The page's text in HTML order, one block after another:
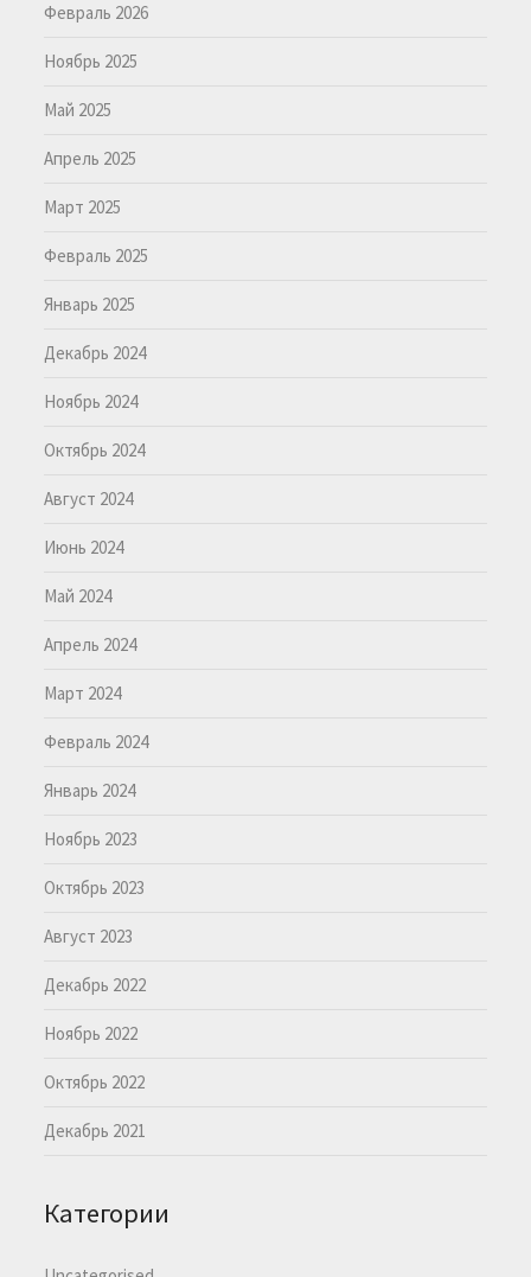
Февраль 2026
Ноябрь 2025
Май 2025
Апрель 2025
Март 2025
Февраль 2025
Январь 2025
Декабрь 2024
Ноябрь 2024
Октябрь 2024
Август 2024
Июнь 2024
Май 2024
Апрель 2024
Март 2024
Февраль 2024
Январь 2024
Ноябрь 2023
Октябрь 2023
Август 2023
Декабрь 2022
Ноябрь 2022
Октябрь 2022
Декабрь 2021
Категории